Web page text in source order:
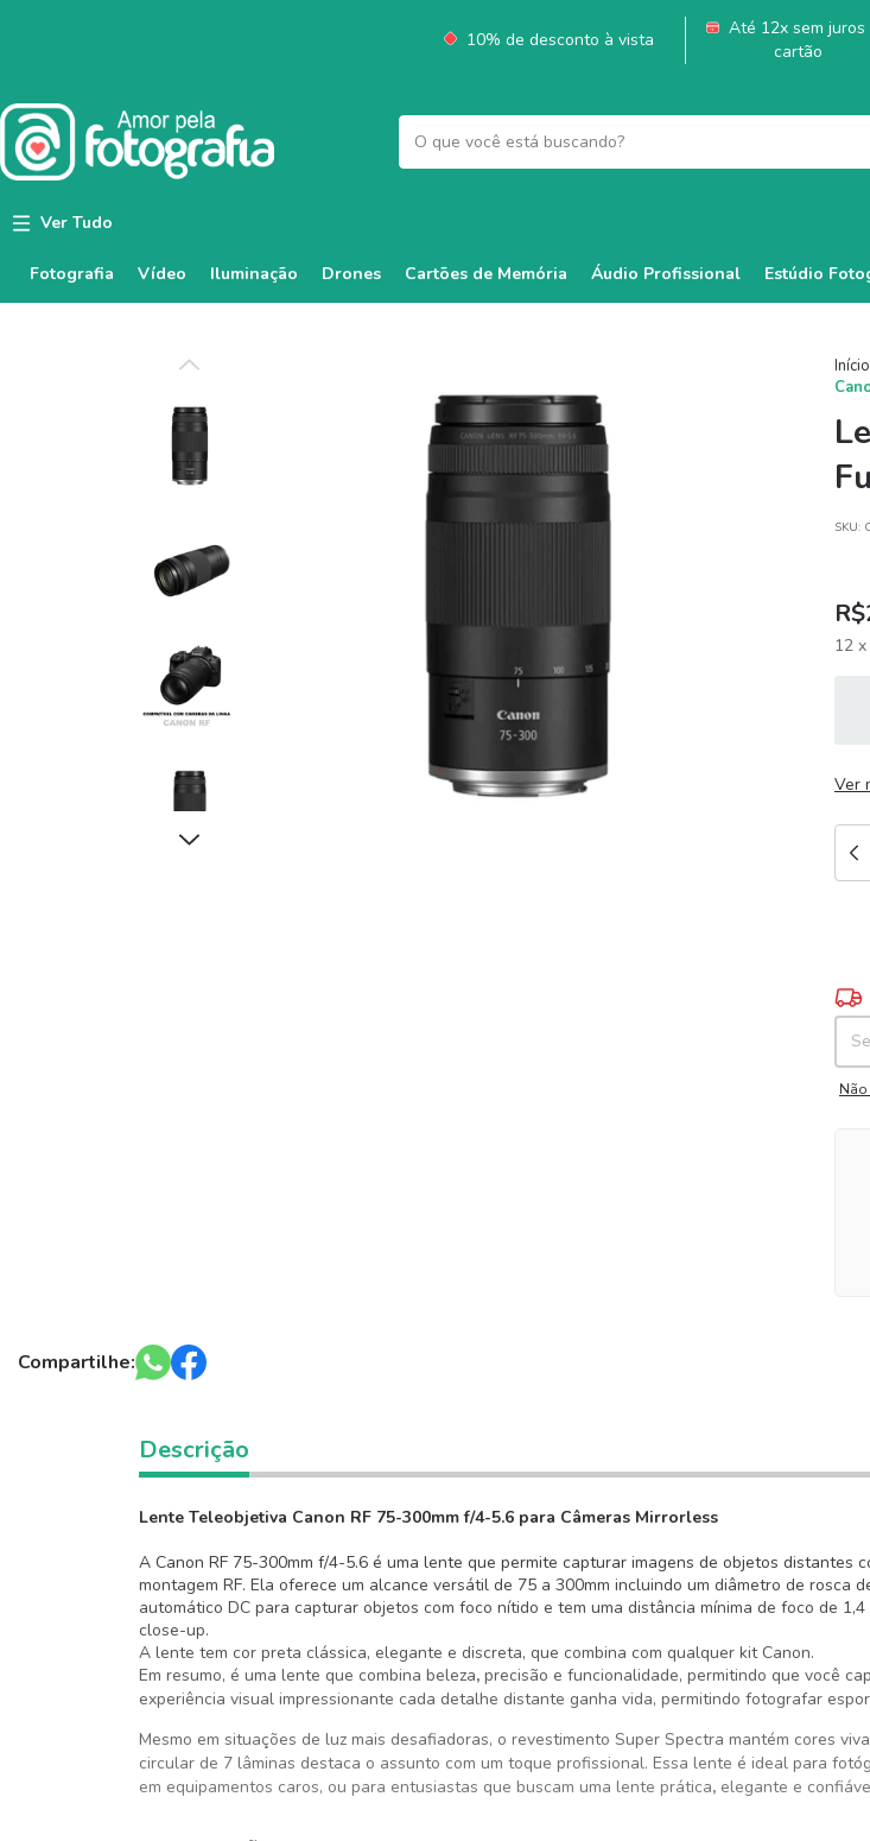
10% de desconto à vista
Até 12x sem juros
cartão
Ver Tudo
Fotografia Vídeo Iluminação Drones Cartões de Memória Áudio Profissional Estúdio
Início
SKU:
12 x
Ver
Não
Compartilhe:
Descrição
Lente Teleobjetiva Canon RF 75-300mm f/4-5.6 para Câmeras Mirrorless
A Canon RF 75-300mm f/4-5.6 é uma lente que permite capturar imagens de objetos distantes
montagem RF. Ela oferece um alcance versátil de 75 a 300mm incluindo um diâmetro de rosca
automático DC para capturar objetos com foco nítido e tem uma distância mínima de foco de
close-up.
A lente tem cor preta clássica, elegante e discreta, que combina com qualquer kit Canon.
Em resumo, é uma lente que combina beleza, precisão e funcionalidade, permitindo que você
experiência visual impressionante cada detalhe distante ganha vida, permitindo fotografar
Mesmo em situações de luz mais desafiadoras, o revestimento Super Spectra mantém cores
circular de 7 lâminas destaca o assunto com um toque profissional. Essa lente é ideal para
em equipamentos caros, ou para entusiastas que buscam uma lente prática, elegante e